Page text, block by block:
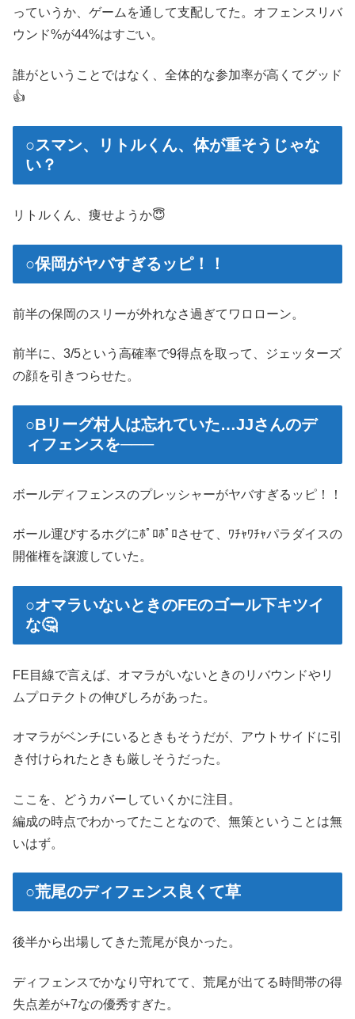
っていうか、ゲームを通して支配してた。オフェンスリバ
ウンド%が44%はすごい。
誰がということではなく、全体的な参加率が高くてグッド
👍
○スマン、リトルくん、体が重そうじゃな
い？
リトルくん、痩せようか😇
○保岡がヤバすぎるッピ！！
前半の保岡のスリーが外れなさ過ぎてワロローン。
前半に、3/5という高確率で9得点を取って、ジェッターズ
の顔を引きつらせた。
○Bリーグ村人は忘れていた…JJさんのデ
ィフェンスを───
ボールディフェンスのプレッシャーがヤバすぎるッピ！！
ボール運びするホグにﾎﾟﾛﾎﾟﾛさせて、ﾜﾁｬﾜﾁｬパラダイスの
開催権を譲渡していた。
○オマラいないときのFEのゴール下キツイ
な🤔
FE目線で言えば、オマラがいないときのリバウンドやリ
ムプロテクトの伸びしろがあった。
オマラがベンチにいるときもそうだが、アウトサイドに引
き付けられたときも厳しそうだった。
ここを、どうカバーしていくかに注目。
編成の時点でわかってたことなので、無策ということは無
いはず。
○荒尾のディフェンス良くて草
後半から出場してきた荒尾が良かった。
ディフェンスでかなり守れてて、荒尾が出てる時間帯の得
失点差が+7なの優秀すぎた。